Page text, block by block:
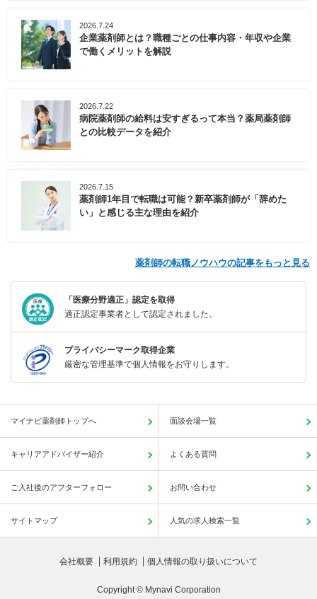
2026.7.24
企業薬剤師とは？職種ごとの仕事内容・年収や企業
で働くメリットを解説
2026.7.22
病院薬剤師の給料は安すぎるって本当？薬局薬剤師
との比較データを紹介
2026.7.15
薬剤師1年目で転職は可能？新卒薬剤師が「辞めた
い」と感じる主な理由を紹介
薬剤師の転職ノウハウの記事をもっと見る
「医療分野適正」認定を取得
適正認定事業者として認定されました。
プライバシーマーク取得企業
厳密な管理基準で個人情報をお守りします。
マイナビ薬剤師トップへ 面談会場一覧
キャリアアドバイザー紹介 よくある質問
ご入社後のアフターフォロー お問い合わせ
サイトマップ 人気の求人検索一覧
会社概要 利用規約 個人情報の取り扱いについて
Copyright © Mynavi Corporation